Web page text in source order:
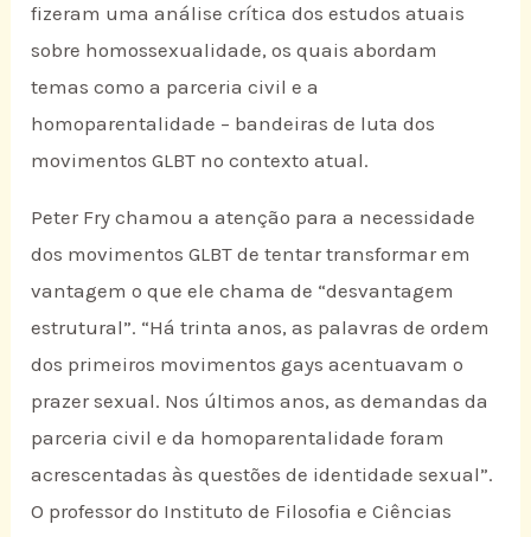
fizeram uma análise crítica dos estudos atuais
sobre homossexualidade, os quais abordam
temas como a parceria civil e a
homoparentalidade – bandeiras de luta dos
movimentos GLBT no contexto atual.
Peter Fry chamou a atenção para a necessidade
dos movimentos GLBT de tentar transformar em
vantagem o que ele chama de “desvantagem
estrutural”. “Há trinta anos, as palavras de ordem
dos primeiros movimentos gays acentuavam o
prazer sexual. Nos últimos anos, as demandas da
parceria civil e da homoparentalidade foram
acrescentadas às questões de identidade sexual”.
O professor do Instituto de Filosofia e Ciências